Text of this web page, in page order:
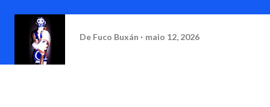
De Fuco Buxán maio 12, 2026